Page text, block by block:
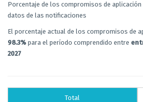
Porcentaje de los compromisos de
datos de las notificaciones
El porcentaje actual de los compromisos de
98.3% para el período comprendido entre
2027
Total